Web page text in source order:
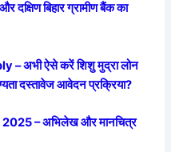
बिहार ग्रामीण बैंक का
अभी ऐसे करें शिशु मुद्रा लोन
दस्तावेज आवेदन प्रक्रिया?
– अभिलेख और मानचित्र